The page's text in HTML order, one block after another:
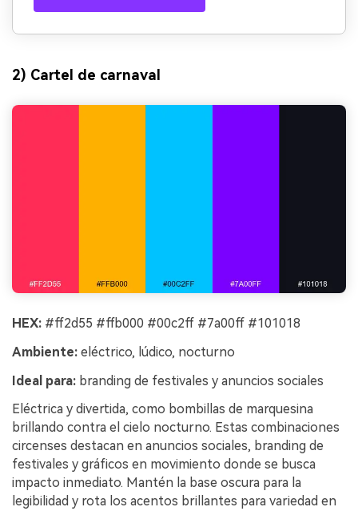
2) Cartel de carnaval
HEX: #ff2d55 #ffb000 #00c2ff #7a00ff #101018
Ambiente: eléctrico, lúdico, nocturno
Ideal para: branding de festivales y anuncios sociales
Eléctrica y divertida, como bombillas de marquesina
brillando contra el cielo nocturno. Estas combinaciones
circenses destacan en anuncios sociales, branding de
festivales y gráficos en movimiento donde se busca
impacto inmediato. Mantén la base oscura para la
legibilidad y rota los acentos brillantes para variedad en